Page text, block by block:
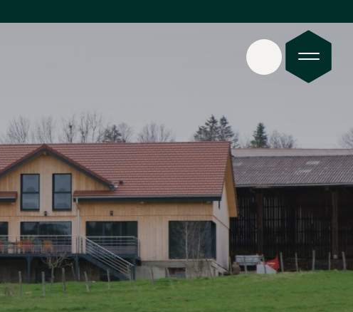
Accueil
Gîte Côté Ouest 8 personnes
Gîte Côté Est 15 personnes
La Miellerie
À Propos